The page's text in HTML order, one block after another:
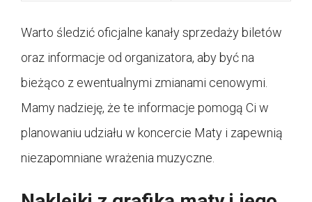
Warto śledzić oficjalne kanały sprzedaży biletów
oraz informacje od organizatora, aby być na
bieżąco z ewentualnymi zmianami cenowymi.
Mamy nadzieję, że te informacje pomogą Ci w
planowaniu udziału w koncercie Maty i zapewnią
niezapomniane wrażenia muzyczne.